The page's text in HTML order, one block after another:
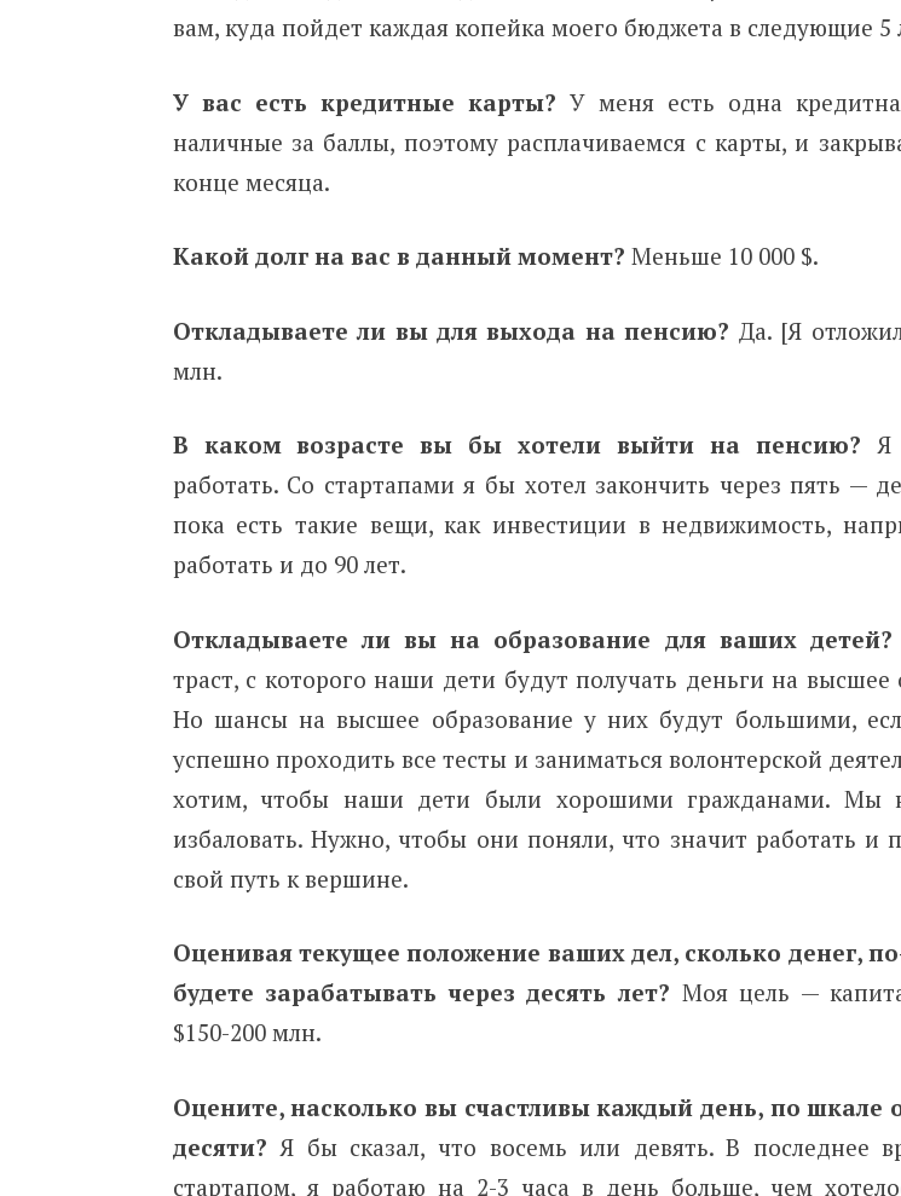
вам, куда пойдет каждая копейка моего бюджета в следующие 5
У вас есть кредитные карты? У меня есть одна
наличные за баллы, поэтому расплачиваемся с карты, и
конце месяца.
Какой долг на вас в данный момент? Меньше 10 000 $.
Откладываете ли вы для выхода на пенсию? Да. [Я
млн.
В каком возрасте вы бы хотели выйти на пенсию? Я
работать. Со стартапами я бы хотел закончить через пять —
пока есть такие вещи, как инвестиции в недвижимость,
работать и до 90 лет.
Откладываете ли вы на образование для ваших детей?
траст, с которого наши дети будут получать деньги на высшее
Но шансы на высшее образование у них будут большими,
успешно проходить все тесты и заниматься волонтерской
хотим, чтобы наши дети были хорошими гражданами. Мы
избаловать. Нужно, чтобы они поняли, что значит работать и
свой путь к вершине.
Оценивая текущее положение ваших дел, сколько денег,
будете зарабатывать через десять лет? Моя цель —
$150-200 млн.
Оцените, насколько вы счастливы каждый день, по шкале
десяти? Я бы сказал, что восемь или девять. В последнее
стартапом, я работаю на 2-3 часа в день больше, чем